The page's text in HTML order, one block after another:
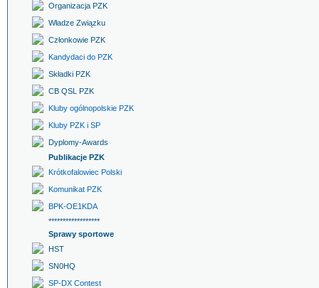
Organizacja PZK
Władze Związku
Członkowie PZK
Kandydaci do PZK
Składki PZK
CB QSL PZK
Kluby ogólnopolskie PZK
Kluby PZK i SP
Dyplomy-Awards
Publikacje PZK
Krótkofalowiec Polski
Komunikat PZK
BPK-OE1KDA
******************
Sprawy sportowe
HST
SN0HQ
SP-DX Contest